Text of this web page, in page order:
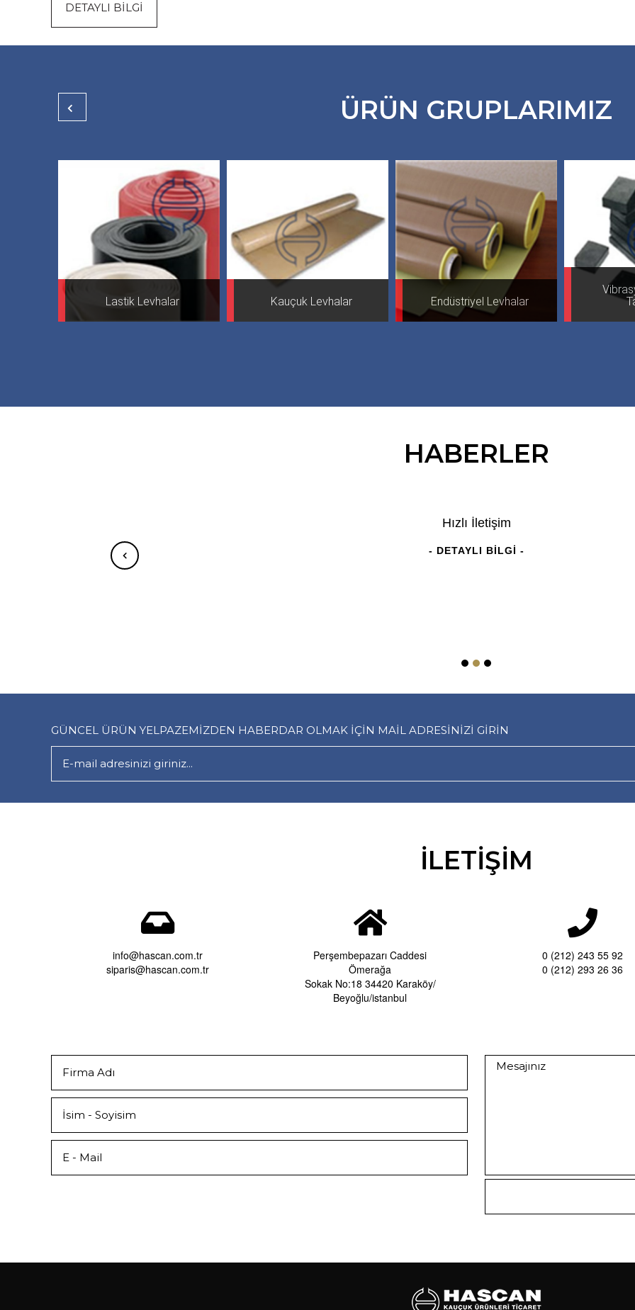
DETAYLI BİLGİ
ÜRÜN GRUPLARIMIZ
Lastik Levhalar Kauçuk Levhalar Endüstriyel Levhalar
Vibrasyon-Titreşim
Kauçuk Levhalar Endüstriyel Levhalar
Vibrasyon-Titreşim
HABERLER
- DETAYLI BİLGİ -
GÜNCEL ÜRÜN YELPAZEMİZDEN HABERDAR OLMAK İÇİN MAİL ADRESİNİZİ GİRİN
İLETİŞİM
info@hascan.com.tr
siparis@hascan.com.tr
Perşembepazarı Caddesi
Ömerağa
Sokak No:18 34420 Karaköy/
Beyoğlu/istanbul
0 (212) 243 55 92
0 (212) 293 26 36